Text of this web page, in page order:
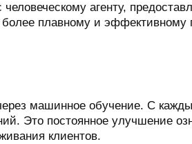
агенту,
более плавному и
машинное обучение. С
Это постоянное улучшение
клиентов.